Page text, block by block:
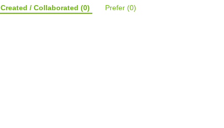
Created / Collaborated (0) Prefer (0)